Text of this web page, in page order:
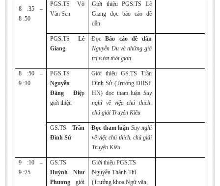
8 :35 –
8 :50
PGS.TS Võ
Văn Sen
Giới thiệu PGS.TS Lê
Giang đọc báo cáo đề
dẫn
PGS.TS Lê
Giang
ĐọcBáo cáo đề dẫn
Nguyễn Du và những giá
trị vượt thời gian
8 :50 –
9 :10
PGS.TS
Nguyễn
Đăng Điệp
giới thiệu
Giới thiệu GS.TS Trần
Đình Sử (Trường ĐHSP
HN) đọc tham luận Suy
nghĩ về việc chú thích,
chú giải Truyện Kiều
GS.TS Trần
Đình Sử
Đọc tham luận Suy nghĩ
về việc chú thích, chú giải
Truyện Kiều
9 :10 –
9 :25
GS.TS
Huỳnh Như
Phương giới
Giới thiệu PGS.TS
Nguyễn Thành Thi
(Trưởng khoa Ngữ văn,